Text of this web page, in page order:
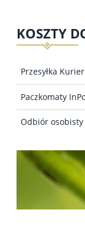
KOSZTY
CENA NIE
PŁATNOŚCI
Przesyłka
Paczkomaty
Odbiór osobisty